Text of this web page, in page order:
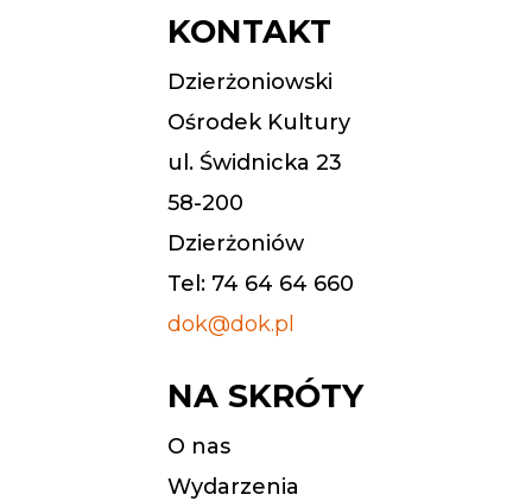
KONTAKT
Dzierżoniowski
Ośrodek Kultury
ul. Świdnicka 23
58-200
Dzierżoniów
Tel: 74 64 64 660
dok@dok.pl
NA SKRÓTY
O nas
Wydarzenia